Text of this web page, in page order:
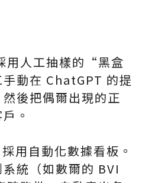
用人工抽樣的“黑盒
動在 ChatGPT 的提
後把偶爾出現的正
。
用自動化數據看板。
統（如數爾的 BVI